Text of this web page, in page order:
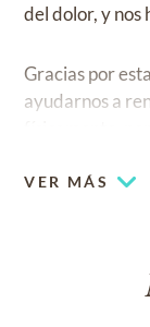
del dolor, y nos
Gracias por
ayudarnos a
VER MÁS